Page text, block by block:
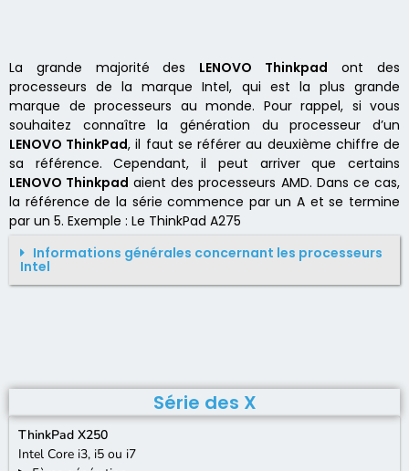
La grande majorité des LENOVO Thinkpad ont des
processeurs de la marque Intel, qui est la plus grande
marque de processeurs au monde. Pour rappel, si vous
souhaitez connaître la génération du processeur d’un
LENOVO ThinkPad, il faut se référer au deuxième chiffre de
sa référence. Cependant, il peut arriver que certains
LENOVO Thinkpad aient des processeurs AMD. Dans ce cas,
la référence de la série commence par un A et se termine
par un 5. Exemple : Le ThinkPad A275
Informations générales concernant les processeurs
Intel
Série des X
ThinkPad X250
Intel Core i3, i5 ou i7